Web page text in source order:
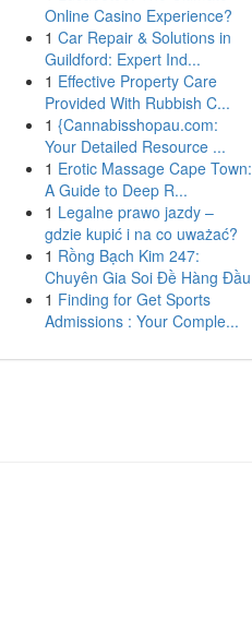
Online Casino Experience?
1 Car Repair & Solutions in
Guildford: Expert Ind...
1 Effective Property Care
Provided With Rubbish C...
1 {Cannabisshopau.com:
Your Detailed Resource ...
1 Erotic Massage Cape Town:
A Guide to Deep R...
1 Legalne prawo jazdy –
gdzie kupić i na co uważać?
1 Rồng Bạch Kim 247:
Chuyên Gia Soi Đề Hàng Đầu
1 Finding for Get Sports
Admissions : Your Comple...